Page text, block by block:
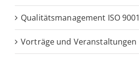
Qualitätsmanagement ISO 9001
Vorträge und Veranstaltungen